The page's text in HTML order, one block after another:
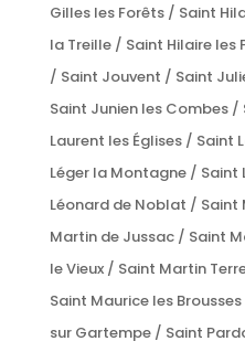
Gilles les Forêts / Saint
la Treille / Saint Hilaire les
/ Saint Jouvent / Saint
Saint Junien les Combes
Laurent les Églises / Saint
Léger la Montagne / Saint
Léonard de Noblat / Saint
Martin de Jussac / Saint
le Vieux / Saint Martin
Saint Maurice les
sur Gartempe / Saint